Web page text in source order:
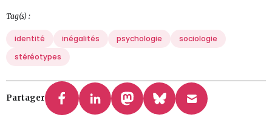
Tag(s) :
identité inégalités psychologie
sociologie
stéréotypes
Partager